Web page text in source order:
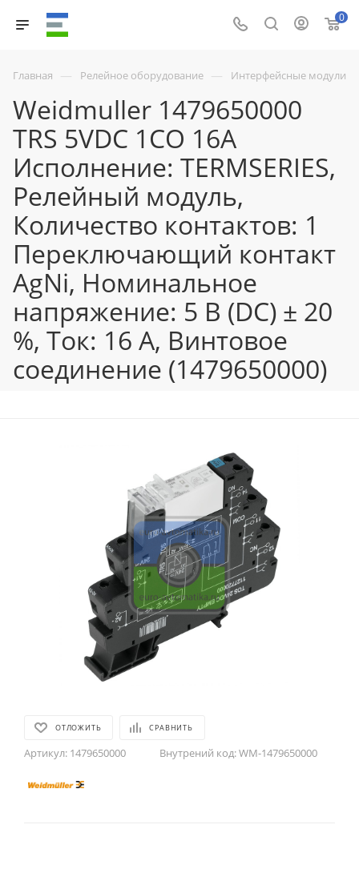
0
Главная — Релейное оборудование — Интерфейсные модули
Weidmuller 1479650000
TRS 5VDC 1CO 16A
Исполнение: TERMSERIES,
Релейный модуль,
Количество контактов: 1
Переключающий контакт
AgNi, Номинальное
напряжение: 5 В (DC) ± 20
%, Ток: 16 A, Винтовое
соединение (1479650000)
ОТЛОЖИТЬ СРАВНИТЬ
Артикул: 1479650000 Внутрений код:WM-1479650000